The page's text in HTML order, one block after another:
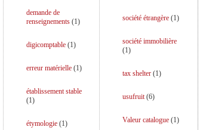
demande de
renseignements(1)
digicomptable(1)
erreur matérielle(1)
établissement stable
(1)
étymologie(1)
société étrangère(1)
société immobilière
(1)
tax shelter(1)
usufruit(6)
Valeur catalogue(1)